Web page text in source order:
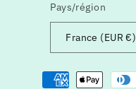
Pays/région
France (EUR €)
Moyens